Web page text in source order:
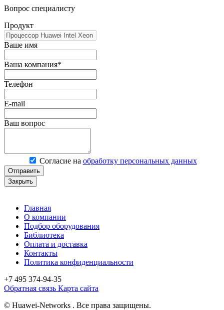
Вопрос специалисту
Продукт
Ваше имя
Ваша компания*
Телефон
E-mail
Ваш вопрос
Согласие на обработку персональных данных
Отправить
Закрыть
Главная
О компании
Подбор оборудования
Библиотека
Оплата и доставка
Контакты
Политика конфиденциальности
+7 495 374-94-35
Обратная связь Карта сайта
© Huawei-Networks . Все права защищены.